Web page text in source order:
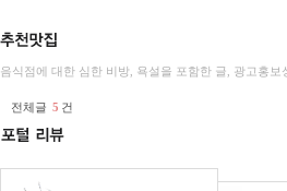
음식점에 대한 심한 비방, 욕설을 포함한 글, 광고홍
전체글 5 건